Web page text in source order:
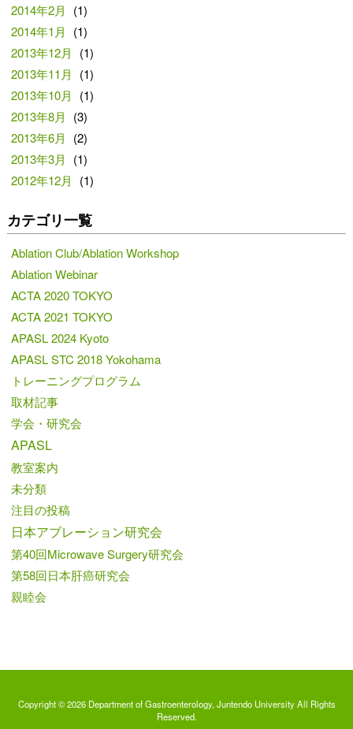
2014年2月
(1)
2014年1月
(1)
2013年12月
(1)
2013年11月
(1)
2013年10月
(1)
2013年8月
(3)
2013年6月
(2)
2013年3月
(1)
2012年12月
(1)
カテゴリ一覧
Ablation Club/Ablation Workshop
Ablation Webinar
ACTA 2020 TOKYO
ACTA 2021 TOKYO
APASL 2024 Kyoto
APASL STC 2018 Yokohama
トレーニングプログラム
取材記事
学会・研究会
APASL
教室案内
未分類
注目の投稿
日本アブレーション研究会
第40回Microwave Surgery研究会
第58回日本肝癌研究会
親睦会
Copyright © 2026 Department of Gastroenterology, Juntendo University All Rights
Reserved.